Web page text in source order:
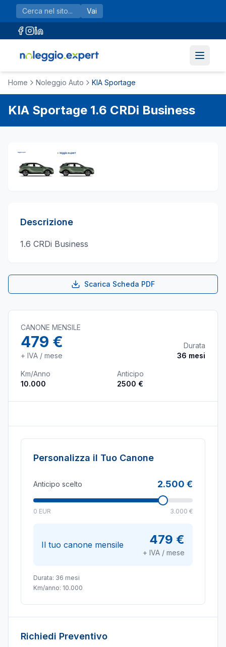
Vai al contenuto principale
Vai
Home Noleggio Auto KIA Sportage
KIA Sportage 1.6 CRDi Business
Descrizione
1.6 CRDi Business
Scarica Scheda PDF
CANONE MENSILE
479 €
+ IVA / mese
Durata
36 mesi
Km/Anno
10.000
Anticipo
2500 €
Personalizza il Tuo Canone
Anticipo scelto 2.500 €
0 EUR 3.000 €
Il tuo canone mensile 479 €
+ IVA / mese
Durata: 36 mesi
Km/anno: 10.000
Richiedi Preventivo